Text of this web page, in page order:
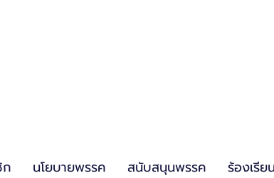
นโยบายพรรค สนับสนุนพรรค ร้องเรีย